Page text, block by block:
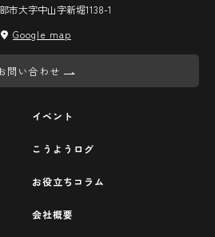
市大字中山字新堀1138-1
Google map
問い合わせ
イベント
こうようログ
お役立ちコラム
会社概要